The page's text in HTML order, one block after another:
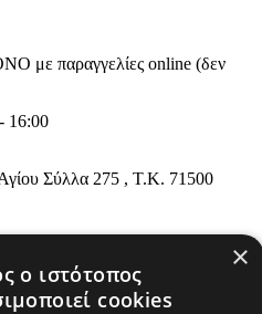
με παραγγελίες online (δεν
16:00
Σύλλα 275 , T.K. 71500
×
ο ιστότοπος
cookies